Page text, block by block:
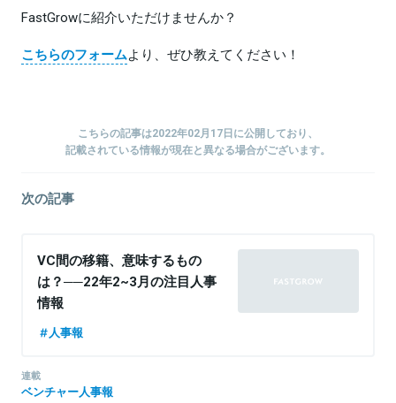
FastGrowに紹介いただけませんか？
こちらのフォームより、ぜひ教えてください！
こちらの記事は2022年02月17日に公開しており、
記載されている情報が現在と異なる場合がございます。
次の記事
VC間の移籍、意味するもの
は？──22年2~3月の注目人事
情報
人事報
連載
ベンチャー人事報